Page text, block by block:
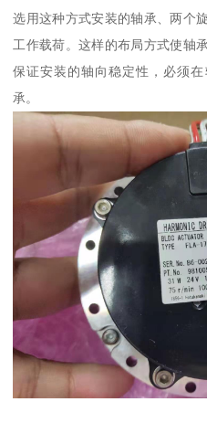
选用这种方式安装的轴承、两个
工作载荷。这样的布局方式使轴
保证安装的轴向稳定性，必须
承。